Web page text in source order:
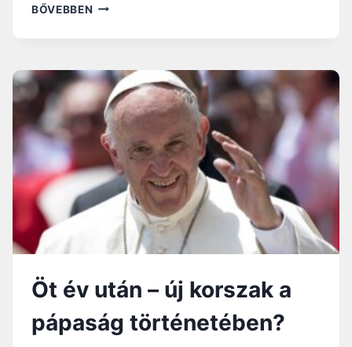
BŐVEBBEN VAN-
TÖRTÉNELEMNEK?
Öt év után – új korszak a
pápaság történetében?